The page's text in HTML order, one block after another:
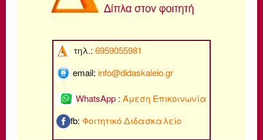
τηλ.: 6959055981
email: info@didaskaleio.gr
WhatsApp : Άμεση Επικοινωνία
fb: Φοιτητικό Διδασκαλείο